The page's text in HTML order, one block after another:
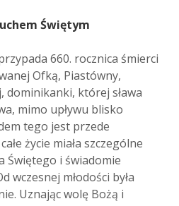
Świętym
660. rocznica śmierci
Ofką, Piastówny,
dominikanki, której sława
mimo upływu blisko
tego jest przede
życie miała szczególne
Świętego i świadomie
wczesnej młodości była
Uznając wolę Bożą i